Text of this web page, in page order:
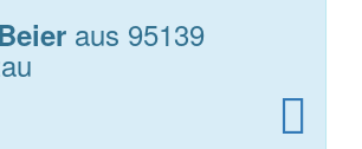
aus 95139